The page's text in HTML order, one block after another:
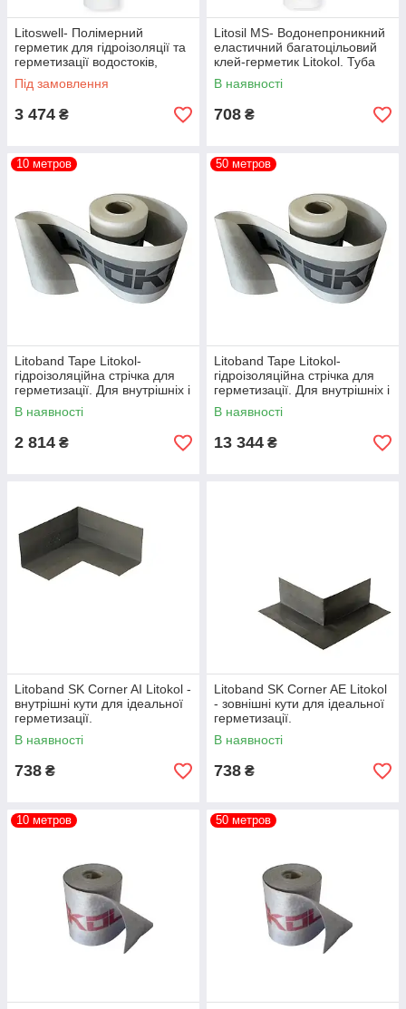
Litoswell- Полімерний
герметик для гідроізоляції та
герметизації водостоків,
вентиляцій, труб. Туба 300
мл
Під замовлення
3 474 ₴
Litosil MS- Водонепроникний
еластичний багатоцільовий
клей-герметик Litokol. Туба
290 г.
В наявності
708 ₴
10 метров
Litoband Tape Litokol-
гідроізоляційна стрічка для
герметизації. Для внутрішніх і
зовнішніх приміщень.
Довжина 10 м.
В наявності
2 814 ₴
50 метров
Litoband Tape Litokol-
гідроізоляційна стрічка для
герметизації. Для внутрішніх і
зовнішніх приміщень.
Довжина 50 м.
В наявності
13 344 ₴
Litoband SK Corner AI Litokol -
внутрішні кути для ідеальної
герметизації.
В наявності
738 ₴
Litoband SK Corner AE Litokol
- зовнішні кути для ідеальної
герметизації.
В наявності
738 ₴
10 метров 50 метров